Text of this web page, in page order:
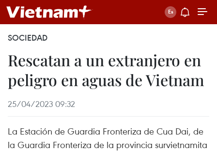
SOCIEDAD
Rescatan a un extranjero en
peligro en aguas de Vietnam
25/04/2023 09:32
La Estación de Guardia Fronteriza de Cua Dai, de
la Guardia Fronteriza de la provincia survietnamita